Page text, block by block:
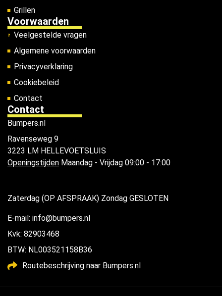
Grillen
Voorwaarden
Veelgestelde vragen
Algemene voorwaarden
Privacyverklaring
Cookiebeleid
Contact
Contact
Bumpers.nl
Ravenseweg 9
3223 LM HELLEVOETSLUIS
Openingstijden Maandag - Vrijdag 09:00 - 17:00
Zaterdag (OP AFSPRAAK) Zondag GESLOTEN
E-mail: info@bumpers.nl
Kvk: 82903468
BTW: NL003521158B36
Routebeschrijving naar Bumpers.nl